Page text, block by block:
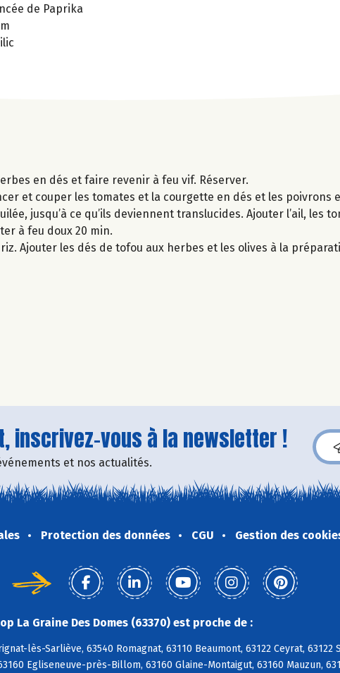
de Paprika
en dés et faire revenir à feu vif. Réserver.
et couper les tomates et la courgette en dés et les poivrons
jusqu’à ce qu’ils deviennent translucides. Ajouter l’ail, les
à feu doux 20 min.
Ajouter les dés de tofou aux herbes et les olives à la
inscrivez-vous à la newsletter !
et nos actualités.
Protection des données CGU Gestion des
La Graine Des Domes (63370) est proche de :
lès-Sarliève, 63540 Romagnat, 63110 Beaumont, 63122 Ceyrat,
Egliseneuve-près-Billom, 63160 Glaine-Montaigut, 63160 Mauzun,